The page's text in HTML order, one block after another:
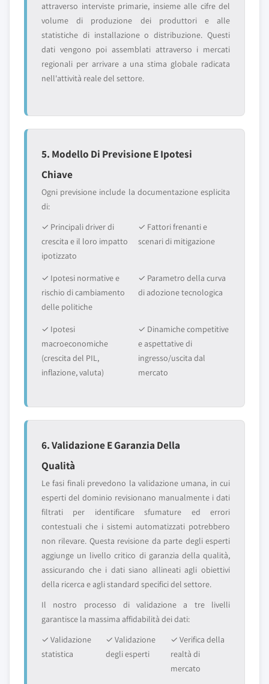
attraverso interviste primarie, insieme alle cifre del
volume di produzione dei produttori e alle
statistiche di installazione o distribuzione. Questi
dati vengono poi assemblati attraverso i mercati
regionali per arrivare a una stima globale radicata
nell'attività reale del settore.
5. Modello Di Previsione E Ipotesi
Chiave
Ogni previsione include la documentazione esplicita
di:
✓ Principali driver di
crescita e il loro impatto
ipotizzato
✓ Fattori frenanti e
scenari di mitigazione
✓ Ipotesi normative e
rischio di cambiamento
delle politiche
✓ Parametro della curva
di adozione tecnologica
✓ Ipotesi
macroeconomiche
(crescita del PIL,
inflazione, valuta)
✓ Dinamiche competitive
e aspettative di
ingresso/uscita dal
mercato
6. Validazione E Garanzia Della
Qualità
Le fasi finali prevedono la validazione umana, in cui
esperti del dominio revisionano manualmente i dati
filtrati per identificare sfumature ed errori
contestuali che i sistemi automatizzati potrebbero
non rilevare. Questa revisione da parte degli esperti
aggiunge un livello critico di garanzia della qualità,
assicurando che i dati siano allineati agli obiettivi
della ricerca e agli standard specifici del settore.
Il nostro processo di validazione a tre livelli
garantisce la massima affidabilità dei dati:
✓ Validazione
statistica
✓ Validazione
degli esperti
✓ Verifica della
realtà di
mercato